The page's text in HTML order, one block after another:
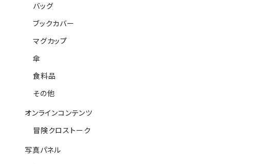
バッグ
ブックカバー
マグカップ
傘
食料品
その他
オンラインコンテンツ
冒険クロストーク
写真パネル